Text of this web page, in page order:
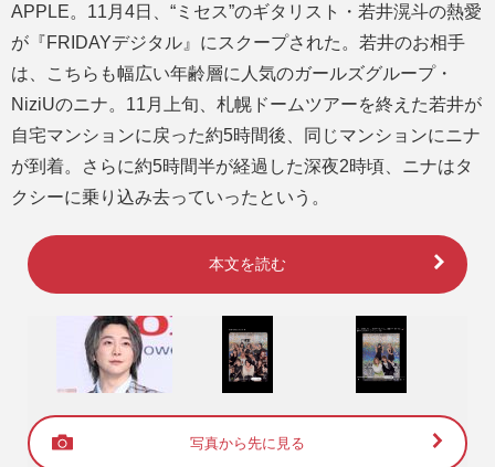
APPLE。11月4日、“ミセス”のギタリスト・若井滉斗の熱愛
が『FRIDAYデジタル』にスクープされた。若井のお相手
は、こちらも幅広い年齢層に人気のガールズグループ・
NiziUのニナ。11月上旬、札幌ドームツアーを終えた若井が
自宅マンションに戻った約5時間後、同じマンションにニナ
が到着。さらに約5時間半が経過した深夜2時頃、ニナはタ
クシーに乗り込み去っていったという。
本文を読む
写真から先に見る